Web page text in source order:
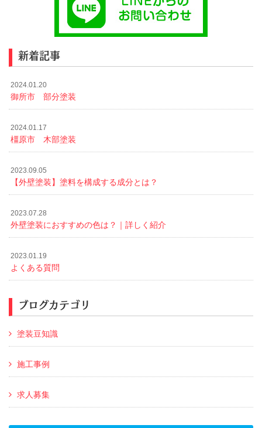
新着記事
2024.01.20
御所市 部分塗装
2024.01.17
橿原市 木部塗装
2023.09.05
【外壁塗装】塗料を構成する成分とは？
2023.07.28
外壁塗装におすすめの色は？｜詳しく紹介
2023.01.19
よくある質問
ブログカテゴリ
塗装豆知識
施工事例
求人募集